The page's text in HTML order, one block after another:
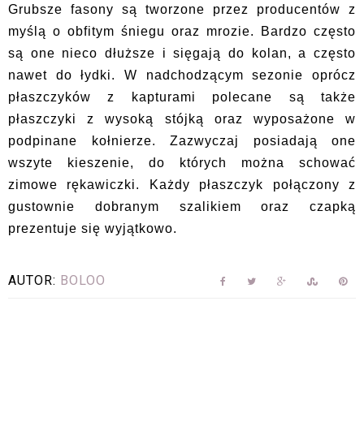
Grubsze fasony są tworzone przez producentów z
myślą o obfitym śniegu oraz mrozie. Bardzo często
są one nieco dłuższe i sięgają do kolan, a często
nawet do łydki. W nadchodzącym sezonie oprócz
płaszczyków z kapturami polecane są także
płaszczyki z wysoką stójką oraz wyposażone w
podpinane kołnierze. Zazwyczaj posiadają one
wszyte kieszenie, do których można schować
zimowe rękawiczki. Każdy płaszczyk połączony z
gustownie dobranym szalikiem oraz czapką
prezentuje się wyjątkowo.
AUTOR: BOLOO